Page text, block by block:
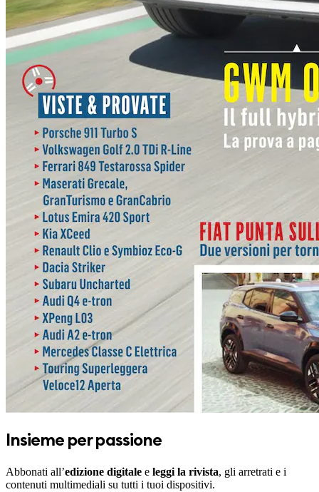
Insieme per passione
Abbonati all’edizione digitale e leggi la rivista, gli arretrati e i
contenuti multimediali su tutti i tuoi dispositivi.